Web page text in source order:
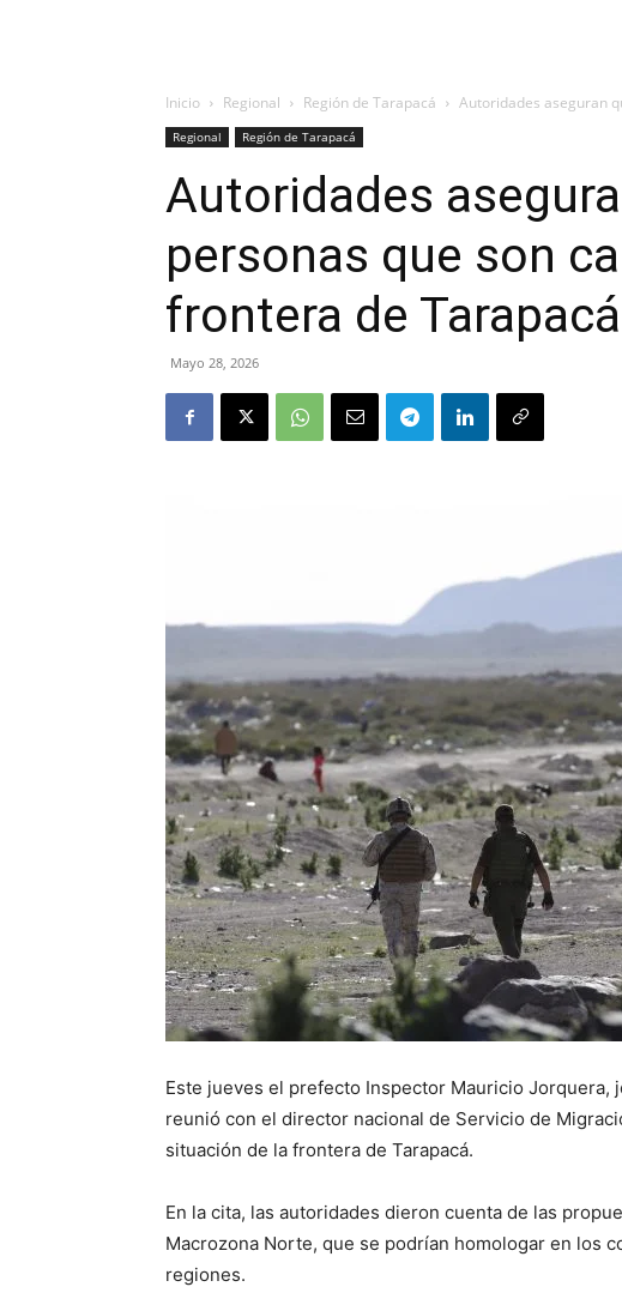
Inicio Regional Región de Tarapacá Autoridades aseguran
Regional Región de Tarapacá
Autoridades
personas que son
frontera de Tarapacá
Mayo 28, 2026
Este jueves el prefecto Inspector Mauricio Jorquera,
reunió con el director nacional de Servicio de
situación de la frontera de Tarapacá.
En la cita, las autoridades dieron cuenta de las
Macrozona Norte, que se podrían homologar en los
regiones.